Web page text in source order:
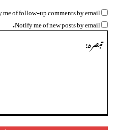
تبصرہ:
of follow-up comments by email.
Notify me of new posts by email.